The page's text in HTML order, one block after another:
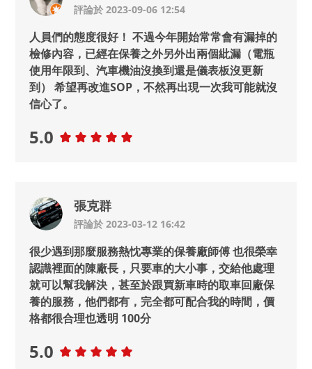
評論於 2023-09-06 12:54
人員們的態度很好！ 不過今年開始常常會有漏掉的
檢修內容，已經在保養之外另外出兩個紕漏（電瓶
使用年限到、汽車機油沒換到還是儀表板沒更新
到） 希望再改進SOP，不然再出現一次我可能就沒
信心了。
5.0
張克群
評論於 2023-03-12 16:42
很少遇到那麼服務熱忱專業的保養廠師傅 也很榮幸
認識裡面的陳廠長，只要車的大小事，交給他處理
就可以幫我解決，甚至於跟買新車時的取車回廠保
養的服務，他們都有，完全都可配合我的時間，價
格都很合理也透明 100分
5.0